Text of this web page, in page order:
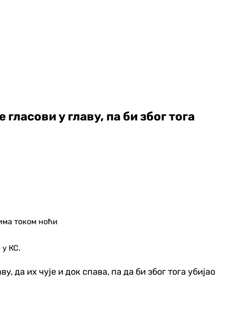
у главу, па би због тога
у КС.
да их чује и док спава, па да би због тога убијао